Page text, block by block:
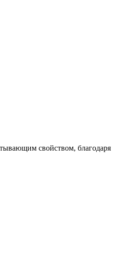
свойством, благодаря